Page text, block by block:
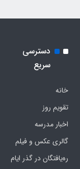
دسترسی
سریع
خانه
تقویم روز
اخبار مدرسه
گالری عکس و فیلم
ره‌یافتگان در گذر ایام